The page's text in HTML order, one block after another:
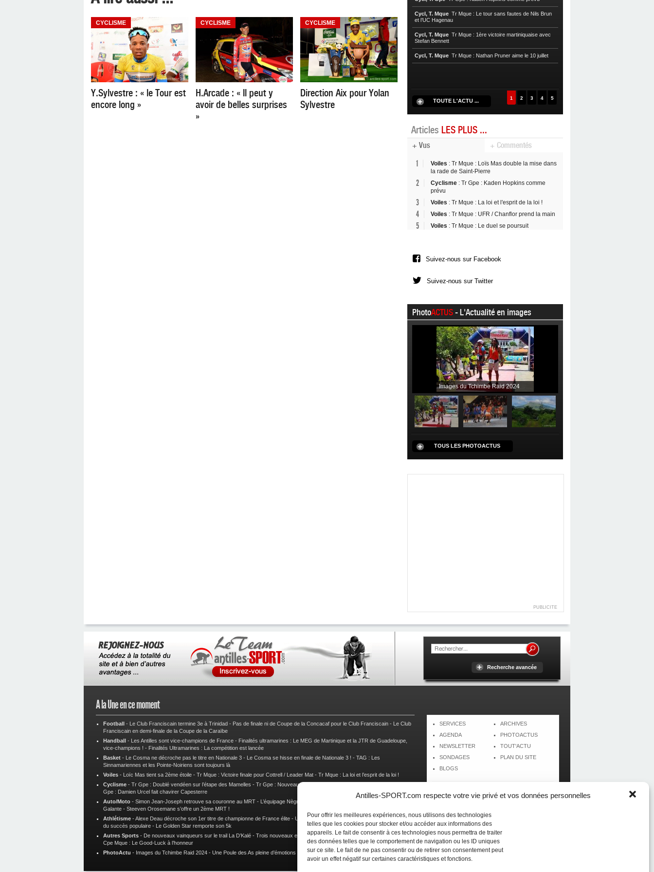
Antilles-SPORT.com respecte votre vie privé et vos données personnelles
Pour offrir les meilleures expériences, nous utilisons des technologies
telles que les cookies pour stocker et/ou accéder aux informations des
appareils. Le fait de consentir à ces technologies nous permettra de traiter
des données telles que le comportement de navigation ou les ID uniques
sur ce site. Le fait de ne pas consentir ou de retirer son consentement peut
avoir un effet négatif sur certaines caractéristiques et fonctions.
CYCLISME
Y.Sylvestre : « le Tour est
encore long »
CYCLISME
H.Arcade : « Il peut y
avoir de belles surprises
»
CYCLISME
Direction Aix pour Yolan
Sylvestre
Cycl, T. Mque Tr Mque : Le tour sans fautes de Nils Brun
et l’UC Hagenau
Cycl, T. Mque Tr Mque : 1ère victoire martiniquaise avec
Stefan Bennett
Cycl, T. Mque Tr Mque : Nathan Pruner aime le 10 juillet
TOUTE L'ACTU ... 1 2 3 4 5
Articles LES PLUS ...
+ Vus + Commentés
1 Voiles : Tr Mque : Loïs Mas double la mise dans
la rade de Saint-Pierre
2 Cyclisme : Tr Gpe : Kaden Hopkins comme
prévu
3 Voiles : Tr Mque : La loi et l'esprit de la loi !
4 Voiles : Tr Mque : UFR / Chanflor prend la main
5 Voiles : Tr Mque : Le duel se poursuit
Suivez-nous sur Facebook
Suivez-nous sur Twitter
PhotoACTUS- L'Actualité en images
Images du Tchimbe Raid 2024
TOUS LES PHOTOACTUS
PUBLICITE
Recherche avancée
A la Une en ce moment
Football - Le Club Franciscain termine 3e à Trinidad - Pas de finale ni de Coupe de la Concacaf pour le Club Franciscain - Le Club
Franciscain en demi-finale de la Coupe de la Caraïbe
Handball - Les Antilles sont vice-champions de France - Finalités ultramarines : Le MEG de Martinique et la JTR de Guadeloupe,
vice-champions ! - Finalités Ultramarines : La compétition est lancée
Basket - Le Cosma ne décroche pas le titre en Nationale 3 - Le Cosma se hisse en finale de Nationale 3 ! - TAG : Les
Sinnamariennes et les Pointe-Noiriens sont toujours là
Voiles - Loïc Mas tient sa 2ème étoile - Tr Mque : Victoire finale pour Cottrell / Leader Mat - Tr Mque : La loi et l’esprit de la loi !
Cyclisme - Tr Gpe : Doublé vendéen sur l’étape des Mamelles - Tr Gpe : Nouveau changement de leader, Damien Urcel out
Gpe : Damien Urcel fait chavirer Capesterre
Auto/Moto - Simon Jean-Joseph retrouve sa couronne au MRT - L’équipage Nègre – Gérard remporte le 9e rallye du Pays Marie-
Galante - Steeven Orosemane s’offre un 2ème MRT !
Athlétisme -Alexe Deau décroche son 1er titre de championne de France élite - Un semi marathon sous le signe de la chaleur et
du succès populaire - Le Golden Star remporte son 5k
Autres Sports - De nouveaux vainqueurs sur le trail La D’Kalé - Trois nouveaux et un habitué au palmarès du Trail des Trésors-
Cpe Mque : Le Good-Luck à l’honneur
PhotoActu - Images du Tchimbe Raid 2024 - Une Poule des As pleine d’émotions ! Images de la Woulib 113 X-Trem
SERVICES
AGENDA
NEWSLETTER
SONDAGES
BLOGS
ARCHIVES
PHOTOACTUS
TOUT'ACTU
PLAN DU SITE